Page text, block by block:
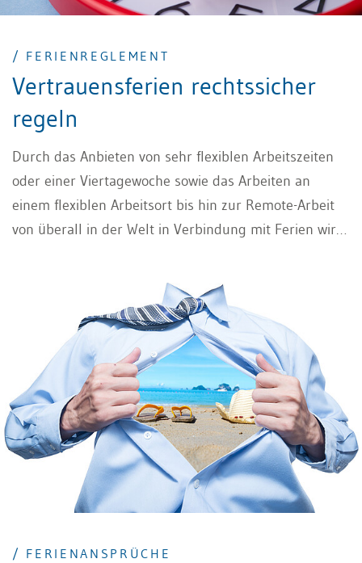
/ FERIENREGLEMENT
Vertrauensferien rechtssicher
regeln
Durch das Anbieten von sehr flexiblen Arbeitszeiten
oder einer Viertagewoche sowie das Arbeiten an
einem flexiblen Arbeitsort bis hin zur Remote-Arbeit
von überall in der Welt in Verbindung mit Ferien wird
Vertrauensferien werden Mitarbeitenden
weitreichende Möglichkeiten eingeräumt, wofür die
Arbeitgeberin aber gewisse Rahmenbedingungen
festlegen sollte. Ein klar formuliertes Ferienreglement
schafft dafür die notwendigen rechtlichen und
organisatorischen Rahmenbedingungen.
/ FERIENANSPRÜCHE